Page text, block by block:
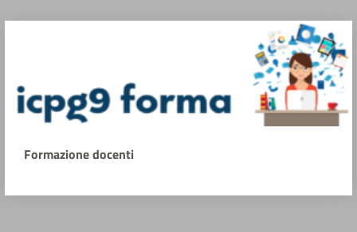
Formazione docenti